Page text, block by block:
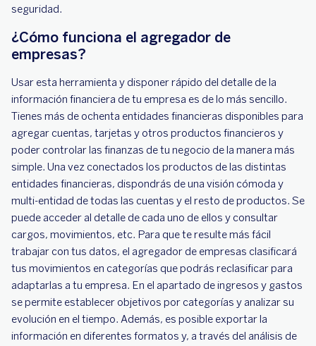
seguridad.
¿Cómo funciona el agregador de
empresas?
Usar esta herramienta y disponer rápido del detalle de la
información financiera de tu empresa es de lo más sencillo.
Tienes más de ochenta entidades financieras disponibles para
agregar cuentas, tarjetas y otros productos financieros y
poder controlar las finanzas de tu negocio de la manera más
simple. Una vez conectados los productos de las distintas
entidades financieras, dispondrás de una visión cómoda y
multi-entidad de todas las cuentas y el resto de productos. Se
puede acceder al detalle de cada uno de ellos y consultar
cargos, movimientos, etc. Para que te resulte más fácil
trabajar con tus datos, el agregador de empresas clasificará
tus movimientos en categorías que podrás reclasificar para
adaptarlas a tu empresa. En el apartado de ingresos y gastos
se permite establecer objetivos por categorías y analizar su
evolución en el tiempo. Además, es posible exportar la
información en diferentes formatos y, a través del análisis de